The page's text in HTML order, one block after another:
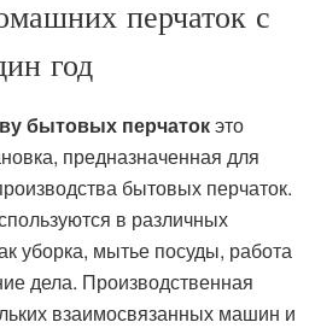
перчаток с
год
бытовых перчатокэто
предназначенная для
бытовых перчаток.
в различных
уборка, мытье посуды, работа
дела. Производственная
взаимосвязанных машин и